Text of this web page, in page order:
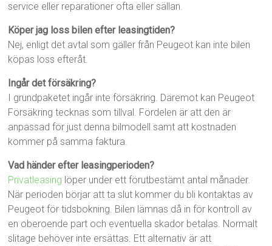
service eller reparationer ofta eller sällan.
Köper jag loss bilen efter leasingtiden?
Nej, enligt det avtal som gäller från Peugeot kan inte bilen
köpas loss efteråt.
Ingår det försäkring?
I grundpaketet ingår inte försäkring. Däremot kan Peugeot
Försäkring tecknas som tillval. Fördelen är att den är
anpassad för just denna bilmodell samt att kostnaden
kommer på samma faktura.
Vad händer efter leasingperioden?
Privatleasing löper under ett förutbestämt antal månader.
När perioden börjar att ta slut kommer du bli kontaktas av
Peugeot för tidsbokning. Bilen lämnas då in för kontroll av
en oberoende part och eventuella skador betalas. Normalt
slitage behöver inte ersättas. Ett alternativ är att